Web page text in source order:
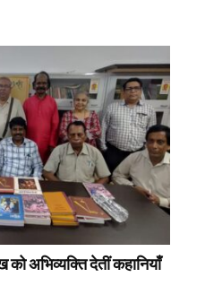
अभिव्यक्ति देतीं कहानियाँ